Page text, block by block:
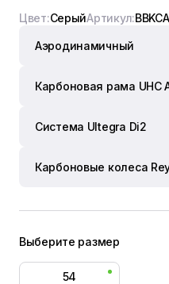
Цвет:СерыйАртикул:
Аэродинамичный
Карбоновая рама UHC
Система Ultegra Di2
Карбоновые колеса
Выберите размер
54